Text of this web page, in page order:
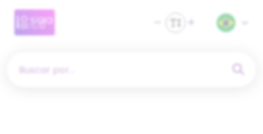
Buscar por...